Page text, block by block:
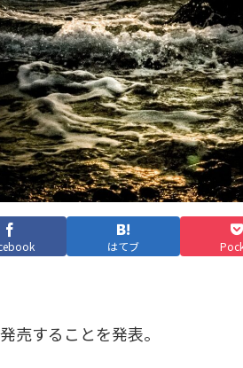
はてブ
売することを発表。